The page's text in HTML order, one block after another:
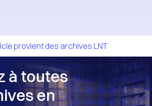
provient des archives LNT
à toutes
en